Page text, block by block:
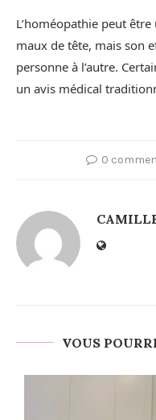
L’homéopathie peut
maux de tête, mais son
personne à l’autre.
un avis médical
0
VOUS